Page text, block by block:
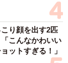
、会話をキャ
り顔を出す2匹
こんなかわいい
ットすぎる！」